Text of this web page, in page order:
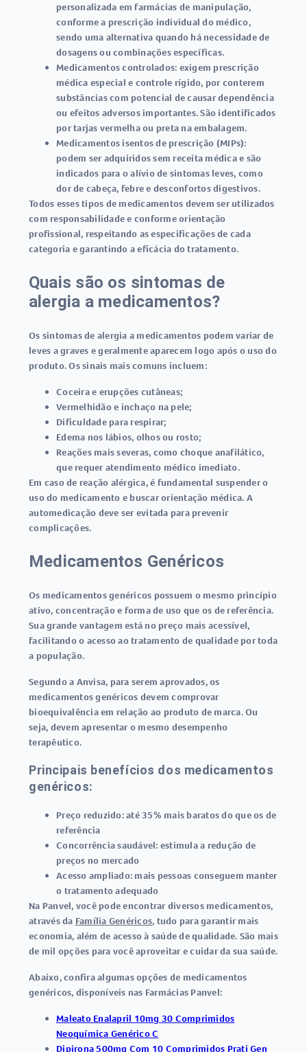
personalizada em farmácias de manipulação,
conforme a prescrição individual do médico,
sendo uma alternativa quando há necessidade de
dosagens ou combinações específicas.
Medicamentos controlados: exigem prescrição
médica especial e controle rígido, por conterem
substâncias com potencial de causar dependência
ou efeitos adversos importantes. São identificados
por tarjas vermelha ou preta na embalagem.
Medicamentos isentos de prescrição (MIPs):
podem ser adquiridos sem receita médica e são
indicados para o alívio de sintomas leves, como
dor de cabeça, febre e desconfortos digestivos.
Todos esses tipos de medicamentos devem ser utilizados
com responsabilidade e conforme orientação
profissional, respeitando as especificações de cada
categoria e garantindo a eficácia do tratamento.
Quais são os sintomas de
alergia a medicamentos?
Os sintomas de alergia a medicamentos podem variar de
leves a graves e geralmente aparecem logo após o uso do
produto. Os sinais mais comuns incluem:
Coceira e erupções cutâneas;
Vermelhidão e inchaço na pele;
Dificuldade para respirar;
Edema nos lábios, olhos ou rosto;
Reações mais severas, como choque anafilático,
que requer atendimento médico imediato.
Em caso de reação alérgica, é fundamental suspender o
uso do medicamento e buscar orientação médica. A
automedicação deve ser evitada para prevenir
complicações.
Medicamentos Genéricos
Os medicamentos genéricos possuem o mesmo princípio
ativo, concentração e forma de uso que os de referência.
Sua grande vantagem está no preço mais acessível,
facilitando o acesso ao tratamento de qualidade por toda
a população.
Segundo a Anvisa, para serem aprovados, os
medicamentos genéricos devem comprovar
bioequivalência em relação ao produto de marca. Ou
seja, devem apresentar o mesmo desempenho
terapêutico.
Principais benefícios dos medicamentos
genéricos:
Preço reduzido:até 35% mais baratos do que os de
referência
Concorrência saudável: estimula a redução de
preços no mercado
Acesso ampliado: mais pessoas conseguem manter
o tratamento adequado
Na Panvel, você pode encontrar diversos medicamentos,
através da Família Genéricos, tudo para garantir mais
economia, além de acesso à saúde de qualidade. São mais
de mil opções para você aproveitar e cuidar da sua saúde.
Abaixo, confira algumas opções de medicamentos
genéricos, disponíveis nas Farmácias Panvel:
Maleato Enalapril 10mg 30 Comprimidos
Neoquímica Genérico C
Dipirona 500mg Com 10 Comprimidos Prati Gen